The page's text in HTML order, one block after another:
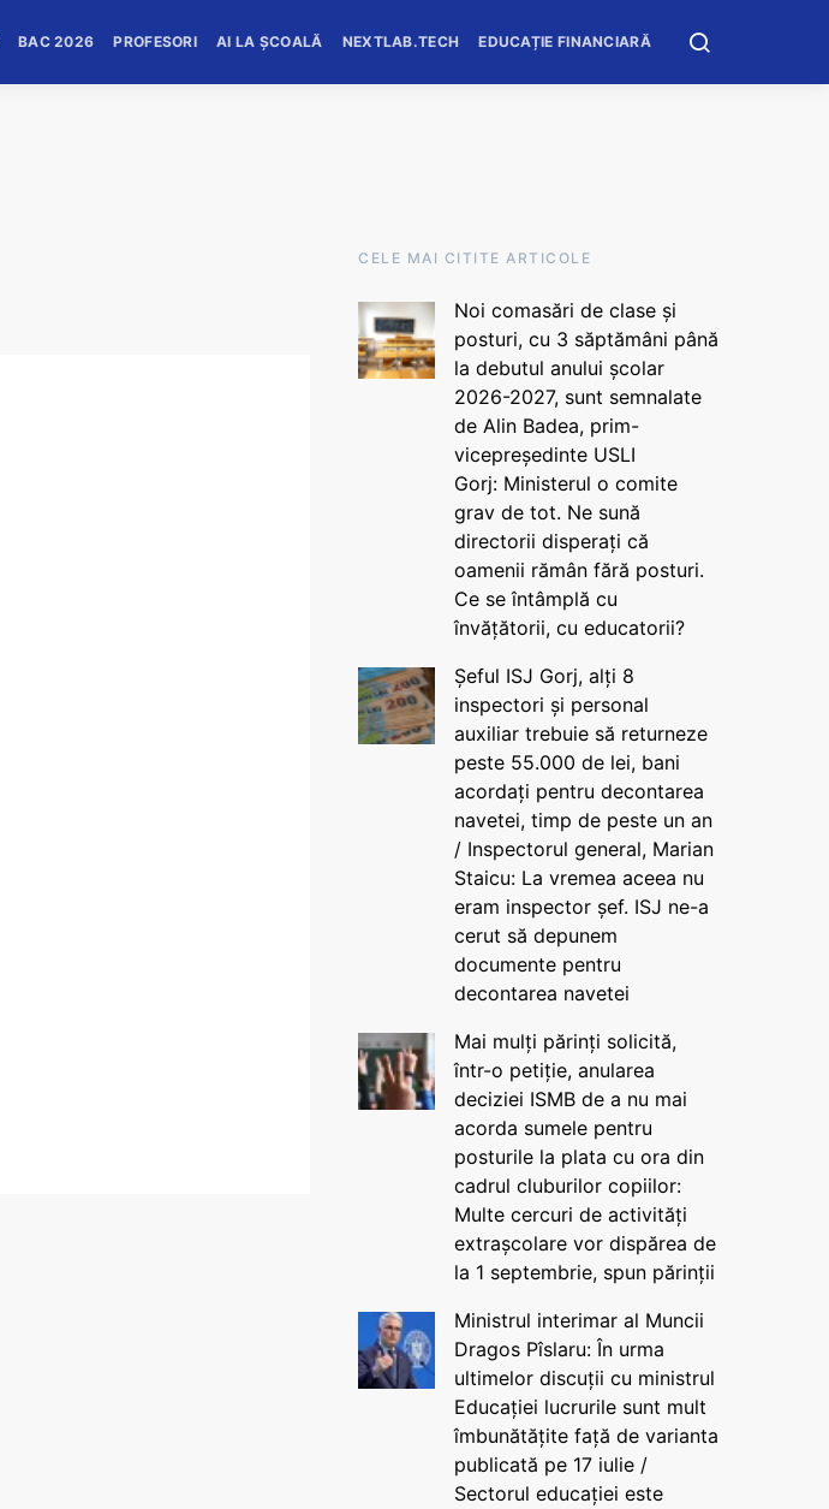
BAC 2026 PROFESORI AI LA ȘCOALĂ NEXTLAB.TECH EDUCAȚIE FINANCIARĂ
CELE MAI CITITE ARTICOLE
Noi comasări de clase și
posturi, cu 3 săptămâni până
la debutul anului școlar
2026-2027, sunt semnalate
de Alin Badea, prim-
vicepreședinte USLI
Gorj: Ministerul o comite
grav de tot. Ne sună
directorii disperați că
oamenii rămân fără posturi.
Ce se întâmplă cu
învățătorii, cu educatorii?
Șeful ISJ Gorj, alți 8
inspectori și personal
auxiliar trebuie să returneze
peste 55.000 de lei, bani
acordați pentru decontarea
navetei, timp de peste un an
/ Inspectorul general, Marian
Staicu: La vremea aceea nu
eram inspector șef. ISJ ne-a
cerut să depunem
documente pentru
decontarea navetei
Mai mulți părinți solicită,
într-o petiție, anularea
deciziei ISMB de a nu mai
acorda sumele pentru
posturile la plata cu ora din
cadrul cluburilor copiilor:
Multe cercuri de activități
extrașcolare vor dispărea de
la 1 septembrie, spun părinții
Ministrul interimar al Muncii
Dragos Pîslaru: În urma
ultimelor discuții cu ministrul
Educației lucrurile sunt mult
îmbunătățite față de varianta
publicată pe 17 iulie /
Sectorul educației este